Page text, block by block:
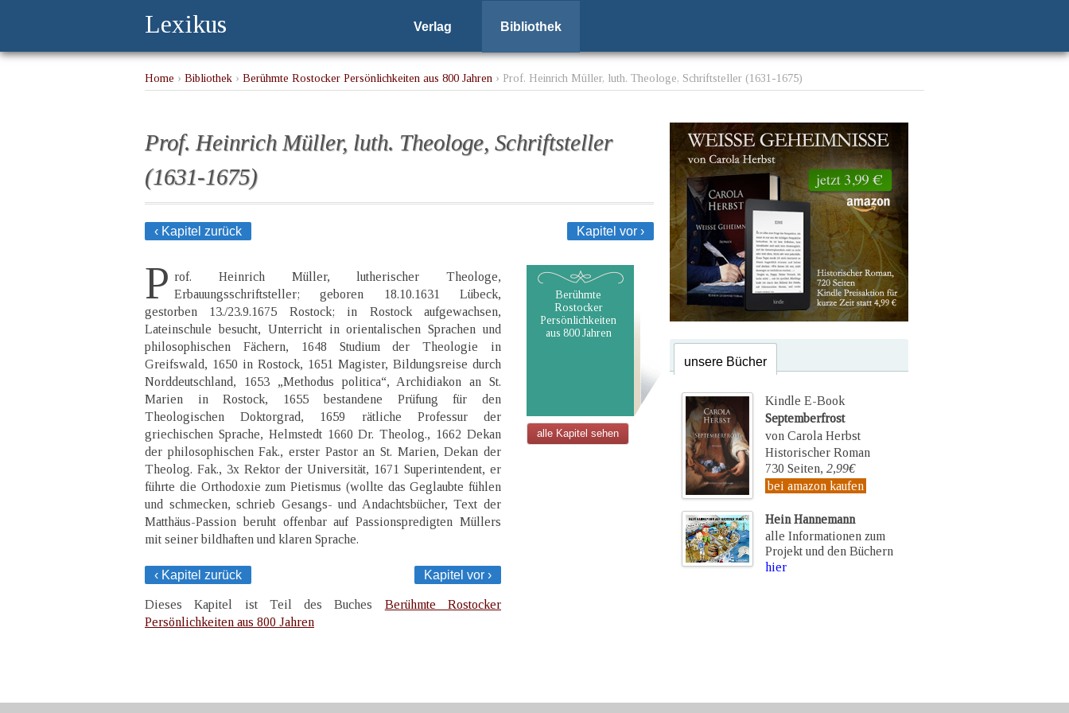
Lexikus Verlag Bibliothek
Home › Bibliothek › Berühmte Rostocker Persönlichkeiten aus 800 Jahren › Prof. Heinrich Müller, luth. Theologe, Schriftsteller (1631-1675)
Prof. Heinrich Müller, luth. Theologe, Schriftsteller
(1631-1675)
‹ Kapitel zurück Kapitel vor ›
P rof. Heinrich Müller, lutherischer Theologe,
Erbauungsschriftsteller; geboren 18.10.1631 Lübeck,
gestorben 13./23.9.1675 Rostock; in Rostock aufgewachsen,
Lateinschule besucht, Unterricht in orientalischen Sprachen und
philosophischen Fächern, 1648 Studium der Theologie in
Greifswald, 1650 in Rostock, 1651 Magister, Bildungsreise durch
Norddeutschland, 1653 „Methodus politica“, Archidiakon an St.
Marien in Rostock, 1655 bestandene Prüfung für den
Theologischen Doktorgrad, 1659 rätliche Professur der
griechischen Sprache, Helmstedt 1660 Dr. Theolog., 1662 Dekan
der philosophischen Fak., erster Pastor an St. Marien, Dekan der
Theolog. Fak., 3x Rektor der Universität, 1671 Superintendent, er
führte die Orthodoxie zum Pietismus (wollte das Geglaubte fühlen
und schmecken, schrieb Gesangs- und Andachtsbücher, Text der
Matthäus-Passion beruht offenbar auf Passionspredigten Müllers
mit seiner bildhaften und klaren Sprache.
‹ Kapitel zurück Kapitel vor ›
Dieses Kapitel ist Teil des Buches Berühmte Rostocker
Persönlichkeiten aus 800 Jahren
Berühmte
Rostocker
Persönlichkeiten
aus 800 Jahren
alle Kapitel sehen
unsere Bücher
Kindle E-Book
Septemberfrost
von Carola Herbst
Historischer Roman
730 Seiten, 2,99€
bei amazon kaufen
Hein Hannemann
alle Informationen zum
Projekt und den Büchern
hier